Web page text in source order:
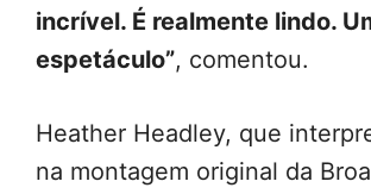
incrível. É realmente lindo.
espetáculo”, comentou.
Heather Headley, que
na montagem original da